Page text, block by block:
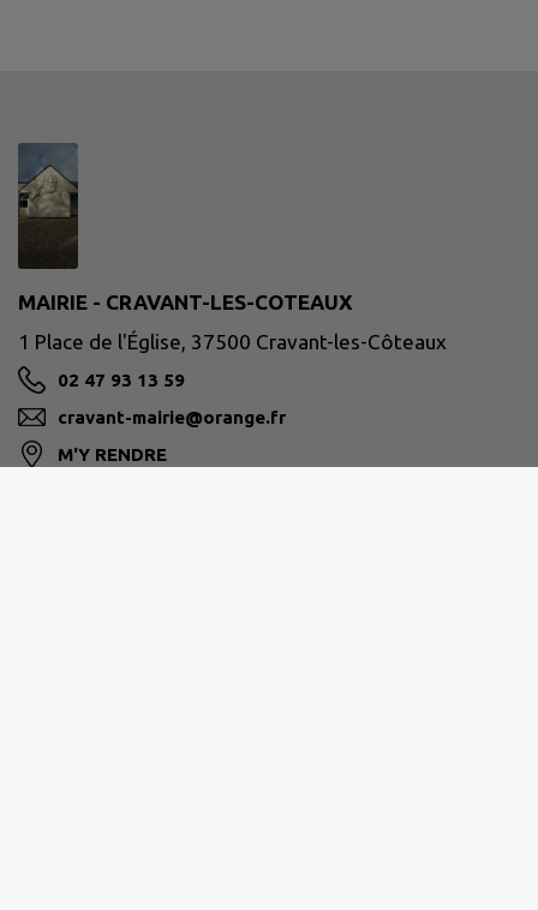
MAIRIE - CRAVANT-LES-COTEAUX
1 Place de l'Église, 37500 Cravant-les-Côteaux
02 47 93 13 59
cravant-mairie@orange.fr
M'Y RENDRE